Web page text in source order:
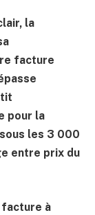
la
facture
pour la
les 3 000
entre prix du
facture à